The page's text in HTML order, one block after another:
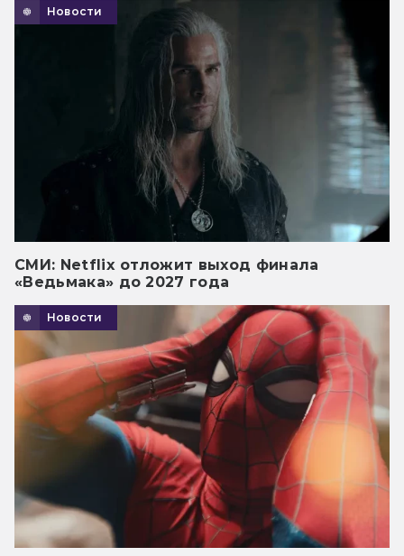
Новости
СМИ: Netflix отложит выход финала
«Ведьмака» до 2027 года
Новости